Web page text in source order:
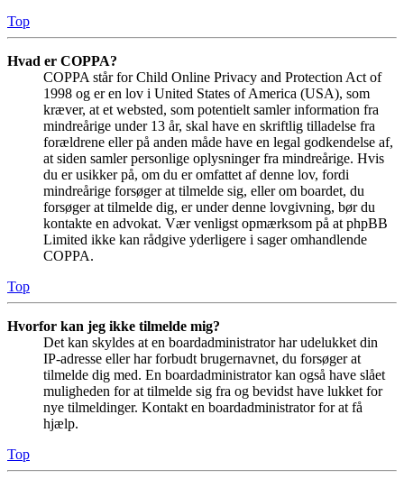
Top
Hvad er COPPA?
COPPA står for Child Online Privacy and Protection Act of
1998 og er en lov i United States of America (USA), som
kræver, at et websted, som potentielt samler information fra
mindreårige under 13 år, skal have en skriftlig tilladelse fra
forældrene eller på anden måde have en legal godkendelse af,
at siden samler personlige oplysninger fra mindreårige. Hvis
du er usikker på, om du er omfattet af denne lov, fordi
mindreårige forsøger at tilmelde sig, eller om boardet, du
forsøger at tilmelde dig, er under denne lovgivning, bør du
kontakte en advokat. Vær venligst opmærksom på at phpBB
Limited ikke kan rådgive yderligere i sager omhandlende
COPPA.
Top
Hvorfor kan jeg ikke tilmelde mig?
Det kan skyldes at en boardadministrator har udelukket din
IP-adresse eller har forbudt brugernavnet, du forsøger at
tilmelde dig med. En boardadministrator kan også have slået
muligheden for at tilmelde sig fra og bevidst have lukket for
nye tilmeldinger. Kontakt en boardadministrator for at få
hjælp.
Top